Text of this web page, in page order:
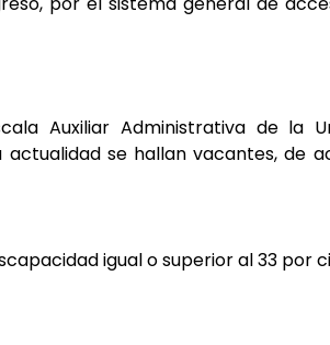
Auxiliar Administrativa de la
se hallan vacantes, de
igual o superior al 33 por